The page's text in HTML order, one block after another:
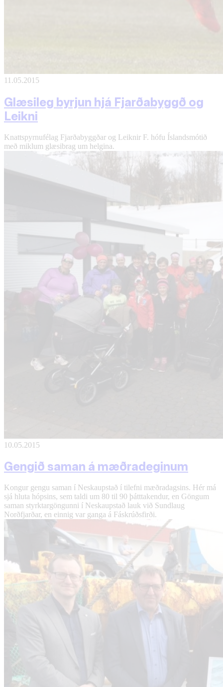
11.05.2015
Glæsileg byrjun hjá Fjarðabyggð og
Leikni
Knattspyrnufélag Fjarðabyggðar og Leiknir F. hófu Íslandsmótið
með miklum glæsibrag um helgina.
10.05.2015
Gengið saman á mæðradeginum
Kongur gengu saman í Neskaupstað í tilefni mæðradagsins. Hér má
sjá hluta hópsins, sem taldi um 80 til 90 þátttakendur, en Göngum
saman styrktargöngunni í Neskaupstað lauk við Sundlaug
Norðfjarðar, en einnig var ganga á Fáskrúðsfirði.